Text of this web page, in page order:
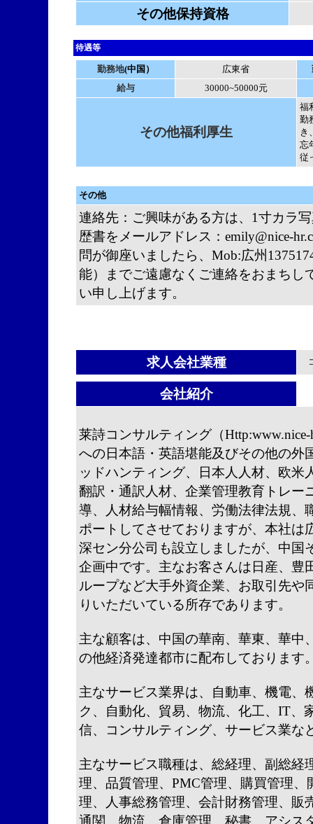
その他保持資格
待遇等
勤務地(中国） 広東省
給与
30000~50000元
その他福利厚生
福
勤
き
忘
従
その他
連絡先：ご興味がある方は、1寸カラ
歴書をメールアドレス：emily@nice-
問が御座いましたら、Mob:広州
能）までご遠慮なくご連絡をおまちし
い申し上げます。
求人会社業種
会社紹介
莱詩コンサルティング（
への日本語・英語堪能及びその他の外
ッドハンティング、日本人人材、欧米
翻訳・通訳人材、企業管理教育トレー
導、人材給与幅情報、労働法律法規、
ポートしてさせておりますが、本社は
深セン分公司も設立しましたが、中国
企画中です。主なお客さんは日産、豊
ループなど大手外資企業、お取引先や
りいただいている所存であります。
主な顧客は、中国の華南、華東、華中
の他経済発達都市に配布しております
主なサービス業界は、自動車、機電、
ク、自動化、貿易、物流、化工、IT、
信、コンサルティング、サービス業な
主なサービス職種は、総経理、副総経
理、品質管理、PMC管理、購買管理
理、人事総務管理、会計財務管理、販
通関、物流、倉庫管理、秘書、アシス